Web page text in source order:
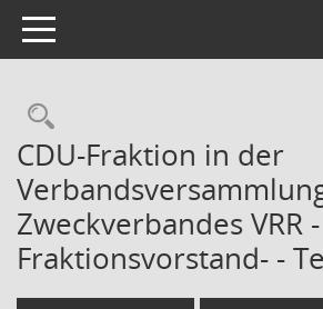
Toggle navigation
Rechercheauswahl
CDU-Fraktion in der
Zweckverbandes VRR -
Fraktionsvorstand- -